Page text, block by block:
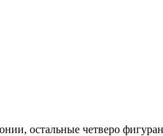
остальные четверо